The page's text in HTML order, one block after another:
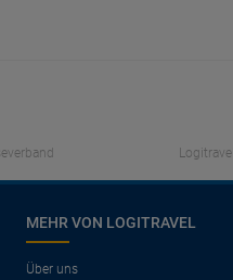
MEHR VON LOGITRAVEL
Über uns